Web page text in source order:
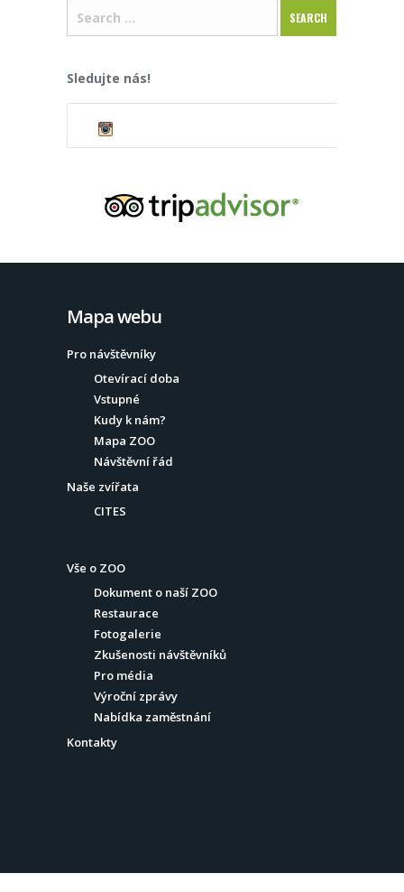
Sledujte nás!
Mapa webu
Pro návštěvníky
Otevírací doba
Vstupné
Kudy k nám?
Mapa ZOO
Návštěvní řád
Naše zvířata
CITES
Vše o ZOO
Dokument o naší ZOO
Restaurace
Fotogalerie
Zkušenosti návštěvníků
Pro média
Výroční zprávy
Nabídka zaměstnání
Kontakty